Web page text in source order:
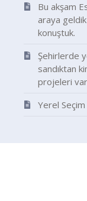
Bu akşam
araya
konuştuk.
Şehirlerde
sandıktan
projeleri
Yerel